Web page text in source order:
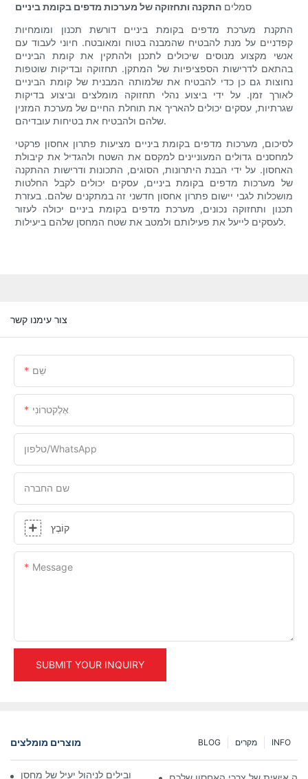
סמלים התקנה ותחזוקה של מערכות מדפים בקומת ביניים
התקנת מערכת מדפים בקומת ביניים דורשת תכנון ומומחיות
קפדניים על מנת להבטיח שהמבנה בטוח ומאובטח. חיוני לעבוד עם
אנשי מקצוע מנוסים שיכולים לתכנן ולהתקין את קומת הביניים
בהתאם לדרישות הספציפיות של המתקן. תחזוקה ובדיקות שוטפות
נחוצות גם כן כדי להבטיח את שלמותה המבנית של קומת הביניים
לאורך זמן. על ידי ביצוע נהלי תחזוקה מומלצים וביצוע בדיקות
שגרתיות, עסקים יכולים להאריך את תוחלת החיים של מערכת המזנין
שלהם ולהבטיח את בטיחות עובדיהם.
לסיכום, מערכות מדפים בקומת ביניים מציעות פתרון אחסון פרקטי
למחסנים גדולים המעוניינים למקסם את השטח ולהגדיל את קיבולת
האחסון. על ידי הבנת היתרונות, הסוגים, התכונות ודרישות ההתקנה
של מערכות מדפים בקומת ביניים, עסקים יכולים לקבל החלטות
מושכלות לגבי יישום פתרון אחסון חדשני זה במתקנים שלהם. בעזרת
תכנון ותחזוקה נכונים, מערכת מדפים בקומת ביניים יכולה לעזור
לעסקים לייעל את פעילותם ולמטב את שטח המחסן שלהם ביעילות.
צור עימנו קשר
שֵׁם
אֶלֶקטרוֹנִי
טלפון/WhatsApp
שם החברה
קוֹבֶץ
Message
SUBMIT YOUR INQUIRY
מוצרים מומלצים INFO מקרים BLOG
פתרונות מדפים תעשייתיים מובילים לניהול יעיל של מחסן